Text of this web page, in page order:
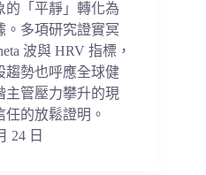
的「平靜」轉化為
。多項研究證實冥
波與 HRV 指標，
趨勢也呼應全球健
主管壓力攀升的現
的放鬆證明。
24 日